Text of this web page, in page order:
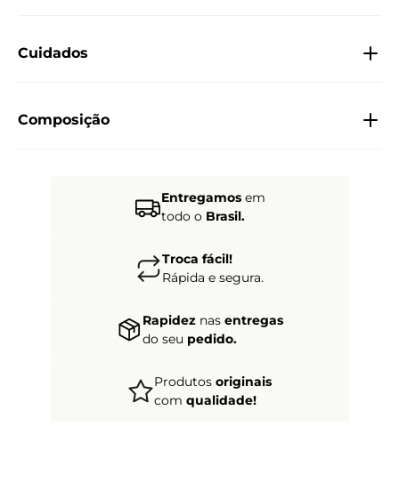
Cuidados
Composição
Entregamosem
todo o Brasil.
Troca fácil!
Rápida e segura.
Rapidez nas entregas
do seu pedido.
Produtos originais
com qualidade!